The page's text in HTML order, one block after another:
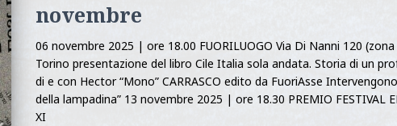
novembre
06 novembre 2025 | ore 18.00 FUORILUOGO Via Di Nanni 120
Torino presentazione del libro Cile Italia sola andata. Storia di un
di e con Hector “Mono” CARRASCO edito da FuoriAsse
della lampadina” 13 novembre 2025 | ore 18.30 PREMIO FESTIVAL
XI